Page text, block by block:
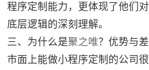
程序定制能力，更体现了他们
底层逻辑的深刻理解。
三、为什么是聚之唯？优势与
市面上能做小程序定制的公司